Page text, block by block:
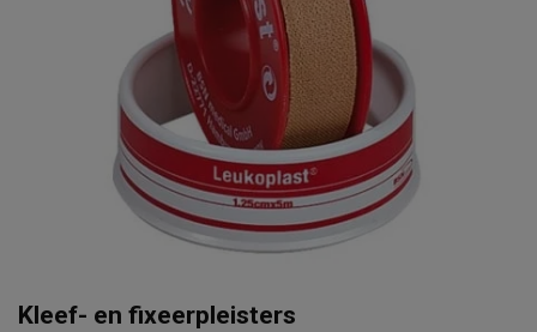
Kleef- en fixeerpleisters